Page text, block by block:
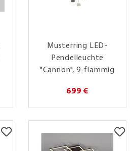
Musterring LED-
Pendelleuchte
"Cannon", 9-flammig
699 €